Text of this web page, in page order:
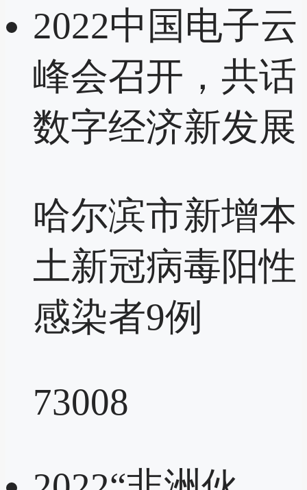
2022中国电子云
峰会召开，共话
数字经济新发展
哈尔滨市新增本
土新冠病毒阳性
感染者9例
73008